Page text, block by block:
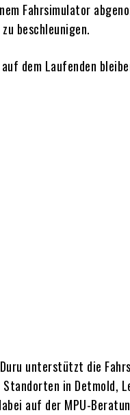
Fahrsimulator
beschleunigen.
dem Laufenden
unterstützt die
in Detmold,
auf der MPU-